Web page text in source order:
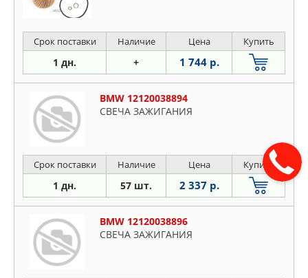
Срок поставки Наличие Цена Купить
1 дн. + 1 744 р.
BMW 12120038894
СВЕЧА ЗАЖИГАНИЯ
Срок поставки Наличие Цена Купить
1 дн. 57 шт. 2 337 р.
BMW 12120038896
СВЕЧА ЗАЖИГАНИЯ